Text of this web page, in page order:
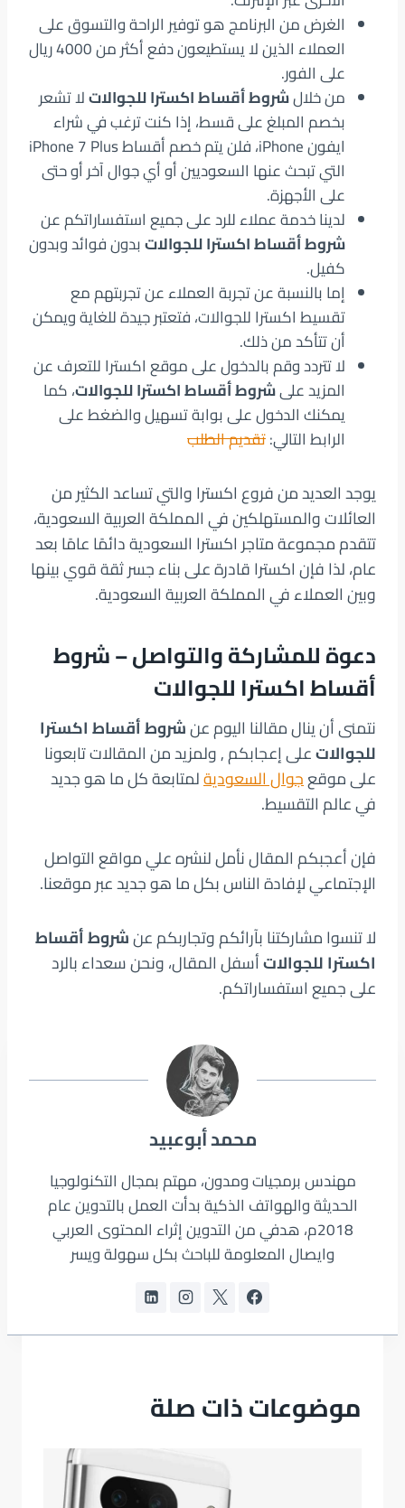
الغرض من البرنامج هو توفير الراحة والتسوق على
العملاء الذين لا يستطيعون دفع أكثر من 4000 ريال
على الفور.
من خلالشروط أقساط اكسترا للجوالاتلا تشعر
بخصم المبلغ على قسط، إذا كنت ترغب في شراء
ايفون iPhone، فلن يتم خصم أقساط iPhone 7 Plus
التي تبحث عنها السعوديين أو أي جوال آخر أو حتى
على الأجهزة.
لدينا خدمة عملاء للرد على جميع استفساراتكم عن
شروط أقساط اكسترا للجوالاتبدون فوائد وبدون
كفيل.
إما بالنسبة عن تجربة العملاء عن تجربتهم مع
تقسيط اكسترا للجوالات، فتعتبر جيدة للغاية ويمكن
أن تتأكد من ذلك.
لا تتردد وقم بالدخول على موقع اكسترا للتعرف عن
المزيد علىشروط أقساط اكسترا للجوالات، كما
يمكنك الدخول على بوابة تسهيل والضغط على
الرابط التالي:تقديم الطلب
يوجد العديد من فروع اكسترا والتي تساعد الكثير من
العائلات والمستهلكين في المملكة العربية السعودية،
تتقدم مجموعة متاجر اكسترا السعودية دائمًا عامًا بعد
عام، لذا فإن اكسترا قادرة على بناء جسر ثقة قوي بينها
وبين العملاء في المملكة العربية السعودية.
دعوة للمشاركة والتواصل – شروط
أقساط اكسترا للجوالات
نتمنى أن ينال مقالنا اليوم عنشروط أقساط اكسترا
للجوالاتعلى إعجابكم , ولمزيد من المقالات تابعونا
على موقعجوال السعوديةلمتابعة كل ما هو جديد
في عالم التقسيط.
فإن أعجبكم المقال نأمل لنشره علي مواقع التواصل
الإجتماعي لإفادة الناس بكل ما هو جديد عبر موقعنا.
لا تنسوا مشاركتنا بآرائكم وتجاربكم عنشروط أقساط
اكسترا للجوالاتأسفل المقال، ونحن سعداء بالرد
على جميع استفساراتكم.
محمد أبوعبيد
مهندس برمجيات ومدون، مهتم بمجال التكنولوجيا
الحديثة والهواتف الذكية بدأت العمل بالتدوين عام
2018م، هدفي من التدوين إثراء المحتوى العربي
وايصال المعلومة للباحث بكل سهولة ويسر
موضوعات ذات صلة